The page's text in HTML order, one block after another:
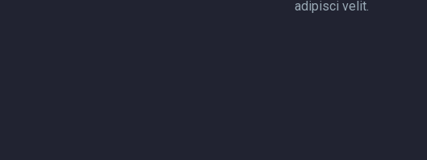
adipisci velit.